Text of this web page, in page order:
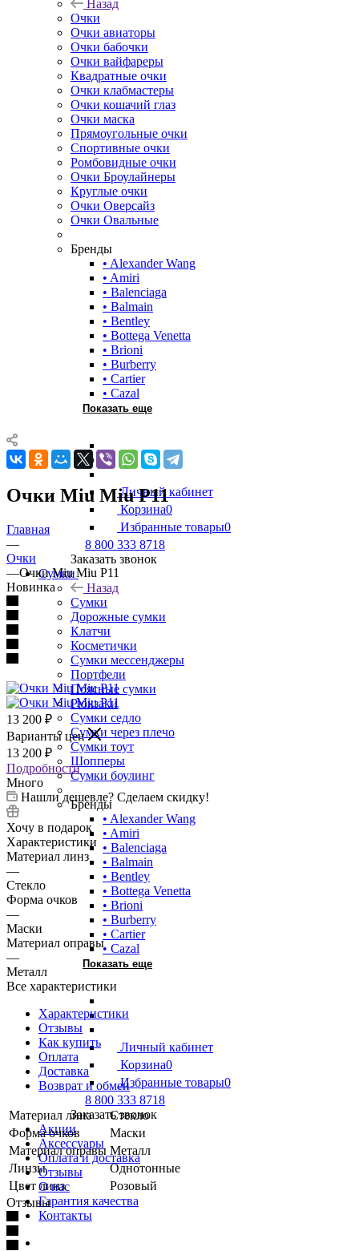
Назад
Очки
Очки авиаторы
Очки бабочки
Очки вайфареры
Квадратные очки
Очки клабмастеры
Очки кошачий глаз
Очки маска
Прямоугольные очки
Спортивные очки
Ромбовидные очки
Очки Броулайнеры
Круглые очки
Очки Оверсайз
Очки Овальные
Бренды
• Alexander Wang
• Amiri
• Balenciaga
• Balmain
• Bentley
• Bottega Venetta
• Brioni
• Burberry
• Cartier
• Cazal
Показать еще
Личный кабинет
Корзина0
Избранные товары0
8 800 333 8718
Заказать звонок
Сумки
Назад
Сумки
Дорожные сумки
Клатчи
Косметички
Сумки мессенджеры
Портфели
Поясные сумки
Рюкзаки
Сумки седло
Сумки через плечо
Сумки тоут
Шопперы
Сумки боулинг
Бренды
• Alexander Wang
• Amiri
• Balenciaga
• Balmain
• Bentley
• Bottega Venetta
• Brioni
• Burberry
• Cartier
• Cazal
Показать еще
Личный кабинет
Корзина0
Избранные товары0
8 800 333 8718
Заказать звонок
Акции
Аксессуары
Оплата и доставка
Отзывы
О нас
Гарантия качества
Контакты
Очки Miu Miu P11
Главная
—
Очки
—Очки Miu Miu P11
Новинка
13 200 ₽
Варианты цен
13 200 ₽
Подробности
Много
Нашли дешевле? Сделаем скидку!
Хочу в подарок
Характеристики
Материал линз
—
Стекло
Форма очков
—
Маски
Материал оправы
—
Металл
Все характеристики
Характеристики
Отзывы
Как купить
Оплата
Доставка
Возврат и обмен
Материал линз
Стекло
Форма очков
Маски
Материал оправы Металл
Линзы
Однотонные
Цвет линз
Розовый
Отзывы